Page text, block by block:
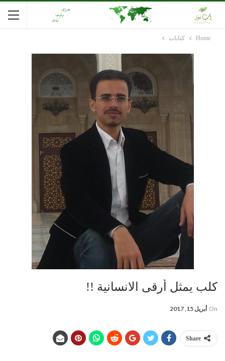
Home كتابات
كلب يمثل أرقى الانسانية !!
On أبريل 15, 2017
Share